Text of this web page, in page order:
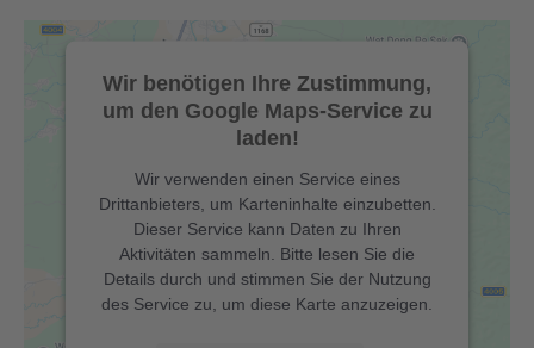
Wir benötigen Ihre Zustimmung,
um den Google Maps-Service zu
laden!
Wir verwenden einen Service eines
Drittanbieters, um Karteninhalte einzubetten.
Dieser Service kann Daten zu Ihren
Aktivitäten sammeln. Bitte lesen Sie die
Details durch und stimmen Sie der Nutzung
des Service zu, um diese Karte anzuzeigen.